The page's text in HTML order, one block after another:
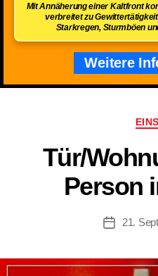
Mit Annäherung einer Kaltfront
verbreitet zu
Starkregen, Sturmböen
Weitere
Tür/
Person
21.